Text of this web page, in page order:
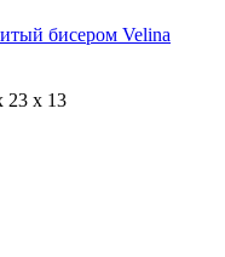
бисером Velina
23 x 13